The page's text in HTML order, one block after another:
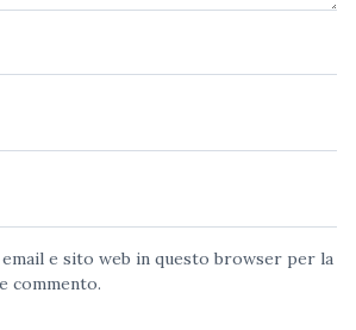
email e sito web in questo browser per la
commento.